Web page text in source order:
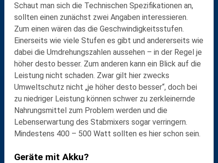
Schaut man sich die Technischen Spezifikationen an,
sollten einen zunächst zwei Angaben interessieren.
Zum einen wären das die Geschwindigkeitsstufen.
Einerseits wie viele Stufen es gibt und andererseits wie
dabei die Umdrehungszahlen aussehen – in der Regel je
höher desto besser. Zum anderen kann ein Blick auf die
Leistung nicht schaden. Zwar gilt hier zwecks
Umweltschutz nicht „je höher desto besser“, doch bei
zu niedriger Leistung können schwer zu zerkleinernde
Nahrungsmittel zum Problem werden und die
Lebenserwartung des Stabmixers sogar verringern.
Mindestens 400 – 500 Watt sollten es hier schon sein.
Geräte mit Akku?